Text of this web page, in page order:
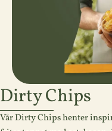
Dirty Chips
Vår Dirty Chips henter